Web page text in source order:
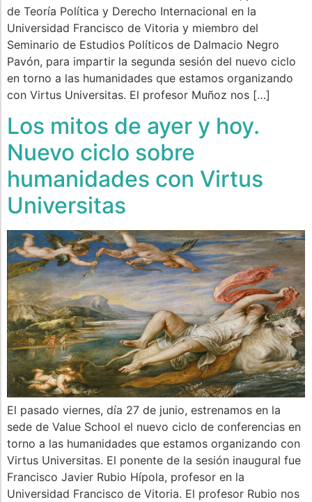
de Teoría Política y Derecho Internacional en la
Universidad Francisco de Vitoria y miembro del
Seminario de Estudios Políticos de Dalmacio Negro
Pavón, para impartir la segunda sesión del nuevo ciclo
en torno a las humanidades que estamos organizando
con Virtus Universitas. El profesor Muñoz nos […]
Los mitos de ayer y hoy.
Nuevo ciclo sobre
humanidades con Virtus
Universitas
El pasado viernes, día 27 de junio, estrenamos en la
sede de Value School el nuevo ciclo de conferencias en
torno a las humanidades que estamos organizando con
Virtus Universitas. El ponente de la sesión inaugural fue
Francisco Javier Rubio Hípola, profesor en la
Universidad Francisco de Vitoria. El profesor Rubio nos